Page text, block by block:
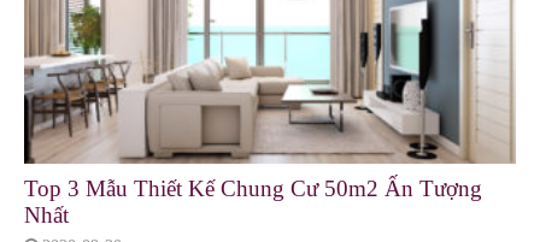
Top 3 Mẫu Thiết Kế Chung Cư 50m2 Ấn Tượng
Nhất